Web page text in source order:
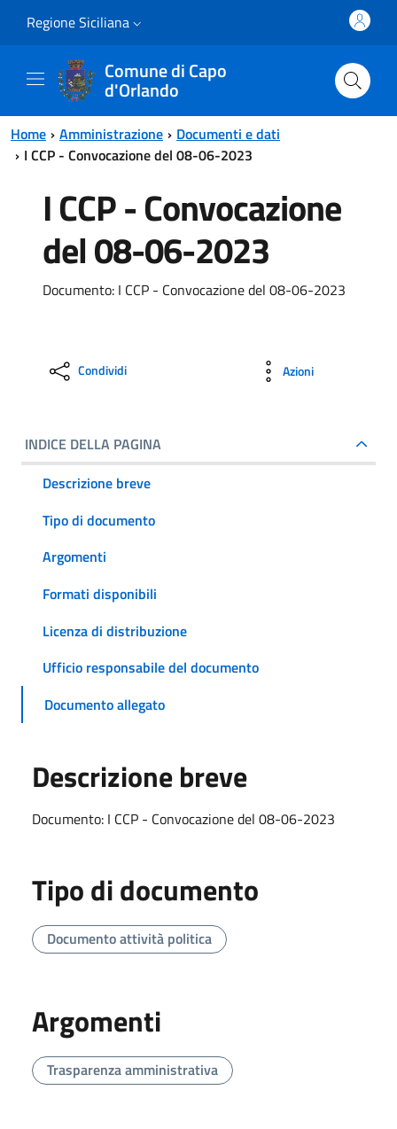
Regione Siciliana
Comune di Capo
d'Orlando
Home Amministrazione
Documenti e dati
I CCP - Convocazione del 08-06-2023
I CCP - Convocazione
del 08-06-2023
Documento: I CCP - Convocazione del 08-06-2023
Condividi Azioni
INDICE DELLA PAGINA
Descrizione breve
Tipo di documento
Argomenti
Formati disponibili
Licenza di distribuzione
Ufficio responsabile del documento
Documento allegato
Descrizione breve
Documento: I CCP - Convocazione del 08-06-2023
Tipo di documento
Documento attività politica
Argomenti
Trasparenza amministrativa